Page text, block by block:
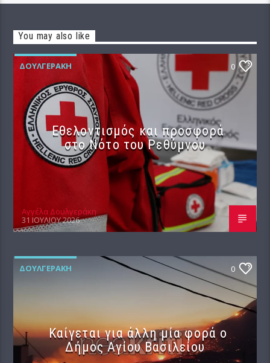
You may also like
ΔΟΥΛΓΕΡΆΚΗ 0
Εθελοντισμός και προσφορά
στο Νότο του Ρεθύμνου
Αγγέλα Δουλγεράκη
31 ΙΟΥΛΊΟΥ 2026
ΔΟΥΛΓΕΡΆΚΗ 0
Καίγεται για άλλη μία φορά ο
Δήμος Αγίου Βασιλείου